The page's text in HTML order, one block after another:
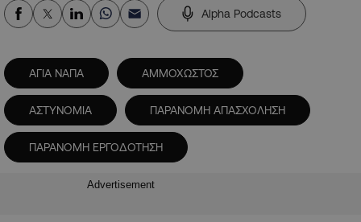
Alpha Podcasts
ΑΓΙΑ ΝΑΠΑ ΑΜΜΟΧΩΣΤΟΣ
ΑΣΤΥΝΟΜΙΑ ΠΑΡΑΝΟΜΗ ΑΠΑΣΧΟΛΗΣΗ
ΠΑΡΑΝΟΜΗ ΕΡΓΟΔΟΤΗΣΗ
Advertisement